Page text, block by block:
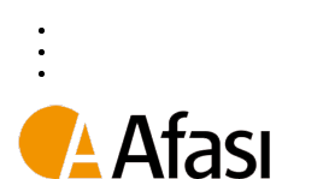
sidfoten